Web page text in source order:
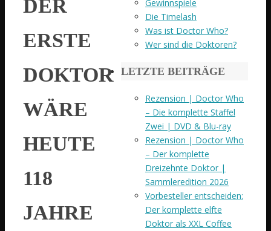
DER
ERSTE
DOKTOR
WÄRE
HEUTE
118
JAHRE
Gewinnspiele
Die Timelash
Was ist Doctor Who?
Wer sind die Doktoren?
LETZTE BEITRÄGE
Rezension | Doctor Who
– Die komplette Staffel
Zwei | DVD & Blu-ray
Rezension | Doctor Who
– Der komplette
Dreizehnte Doktor |
Sammleredition 2026
Vorbesteller entscheiden:
Der komplette elfte
Doktor als XXL Coffee